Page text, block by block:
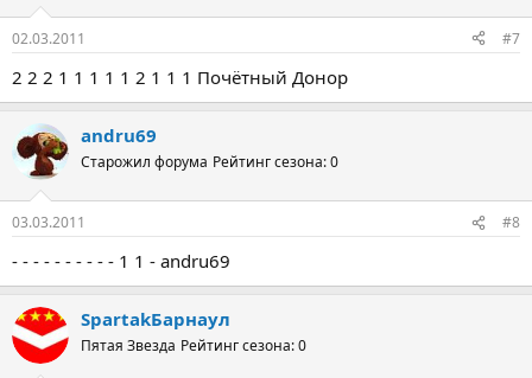
02.03.2011 #7
2 2 2 1 1 1 1 1 2 1 1 1 Почётный Донор
andru69
Старожил форума Рейтинг сезона: 0
03.03.2011 #8
- - - - - - - - - - 1 1 - andru69
SpartakБарнаул
Пятая Звезда Рейтинг сезона: 0